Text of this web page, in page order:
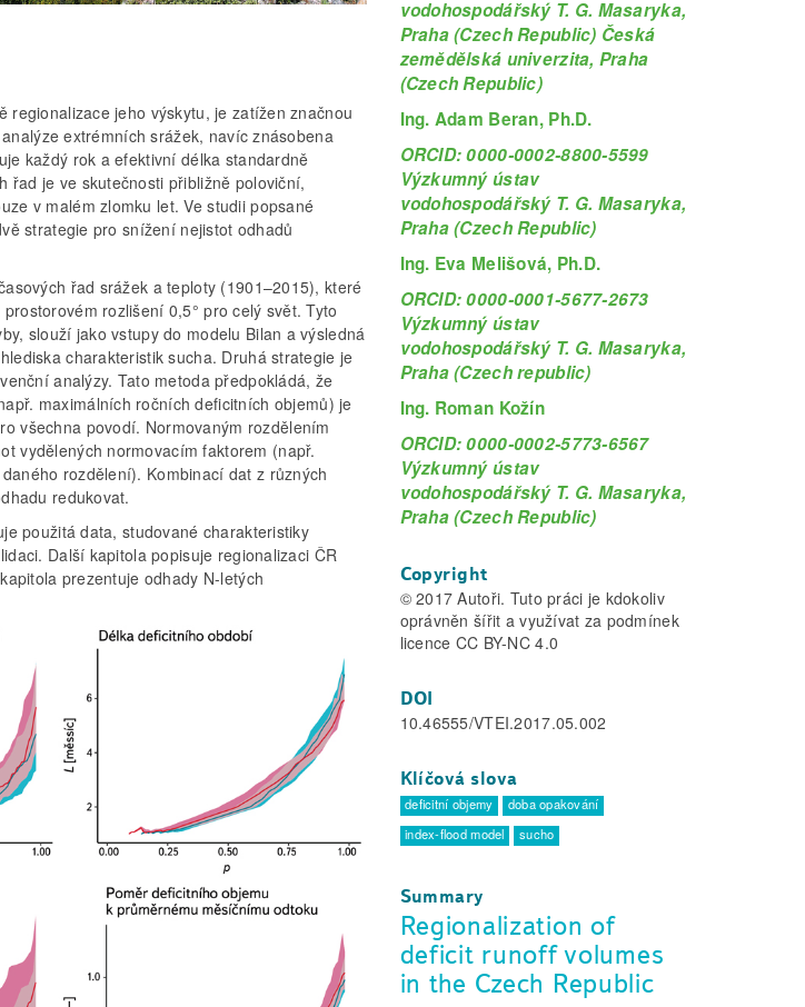
regionalizace jeho výskytu, je zatížen značnou
extrémních srážek, navíc znásobena
každý rok a efektivní délka standardně
řad je ve skutečnosti přibližně poloviční,
v malém zlomku let. Ve studii popsané
strategie pro snížení nejistot odhadů
řad srážek a teploty (1901–2015), které
rozlišení 0,5° pro celý svět. Tyto
slouží jako vstupy do modelu Bilan a výsledná
charakteristik sucha. Druhá strategie je
analýzy. Tato metoda předpokládá, že
maximálních ročních deficitních objemů) je
všechna povodí. Normovaným rozdělením
vydělených normovacím faktorem (např.
rozdělení). Kombinací dat z různých
redukovat.
použitá data, studované charakteristiky
Další kapitola popisuje regionalizaci ČR
prezentuje odhady N-letých
vodohospodářský T. G. Masaryka,
Praha (Czech Republic) Česká
zemědělská univerzita, Praha
(Czech Republic)
Ing. Adam Beran, Ph.D.
ORCID: 0000-0002-8800-5599
Výzkumný ústav
vodohospodářský T. G. Masaryka,
Praha (Czech Republic)
Ing. Eva Melišová, Ph.D.
ORCID: 0000-0001-5677-2673
Výzkumný ústav
vodohospodářský T. G. Masaryka,
Praha (Czech republic)
Ing. Roman Kožín
ORCID: 0000-0002-5773-6567
Výzkumný ústav
vodohospodářský T. G. Masaryka,
Praha (Czech Republic)
Copyright
© 2017 Autoři. Tuto práci je kdokoliv
oprávněn šířit a využívat za podmínek
licence CC BY-NC 4.0
DOI
10.46555/VTEI.2017.05.002
Klíčová slova
deficitní objemy
doba opakování
index-flood model
sucho
Summary
Regionalization of
deficit runoff volumes
in the Czech Republic